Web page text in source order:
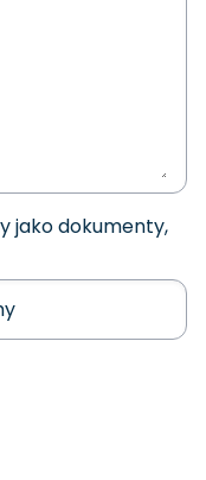
jako dokumenty,